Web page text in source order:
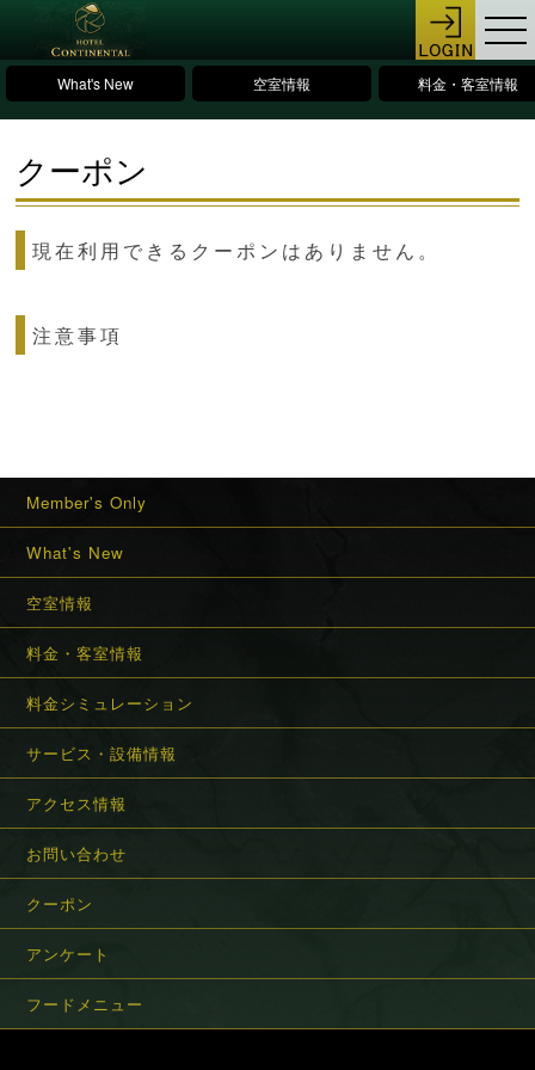
What's New 空室情報 料金・客室情報
クーポン
現在利用できるクーポンはありません。
注意事項
Member's Only
What's New
空室情報
料金・客室情報
料金シミュレーション
サービス・設備情報
アクセス情報
お問い合わせ
クーポン
アンケート
フードメニュー